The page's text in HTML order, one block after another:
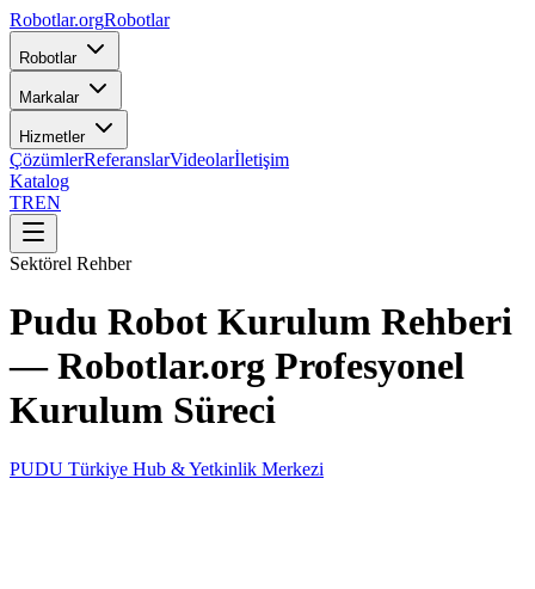
Robotlar.orgRobotlar
Robotlar
Markalar
Hizmetler
ÇözümlerReferanslarVideolarİletişim
Katalog
TREN
Sektörel Rehber
Pudu Robot Kurulum Rehberi
— Robotlar.org Profesyonel
Kurulum Süreci
PUDU Türkiye Hub & Yetkinlik Merkezi